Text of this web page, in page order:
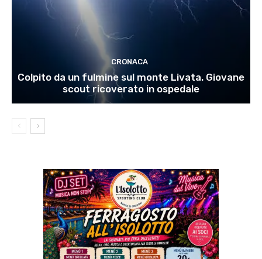
CRONACA
Colpito da un fulmine sul monte Livata. Giovane
scout ricoverato in ospedale